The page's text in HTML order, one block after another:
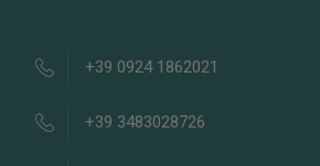
+39 0924 1862021
+39 3483028726